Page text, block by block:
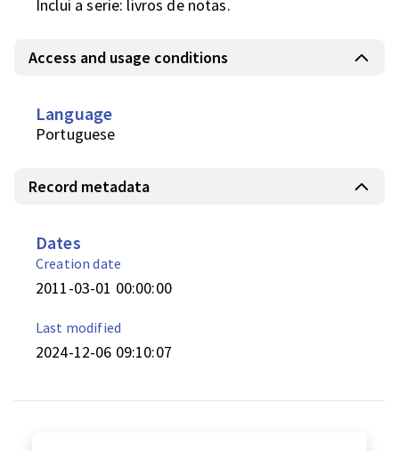
Inclui a serie: livros de notas.
Access and usage conditions
Language
Portuguese
Record metadata
Dates
Creation date
2011-03-01 00:00:00
Last modified
2024-12-06 09:10:07